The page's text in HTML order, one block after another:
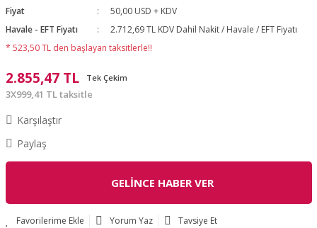
Fiyat
50,00 USD + KDV
Havale - EFT Fiyatı
2.712,69 TL KDV Dahil Nakit / Havale / EFT Fiyatı
* 523,50 TL den başlayan taksitlerle!!
2.855,47 TL Tek Çekim
3X999,41 TL taksitle
Karşılaştır
Paylaş
GELİNCE HABER VER
Yorum Yaz Tavsiye Et